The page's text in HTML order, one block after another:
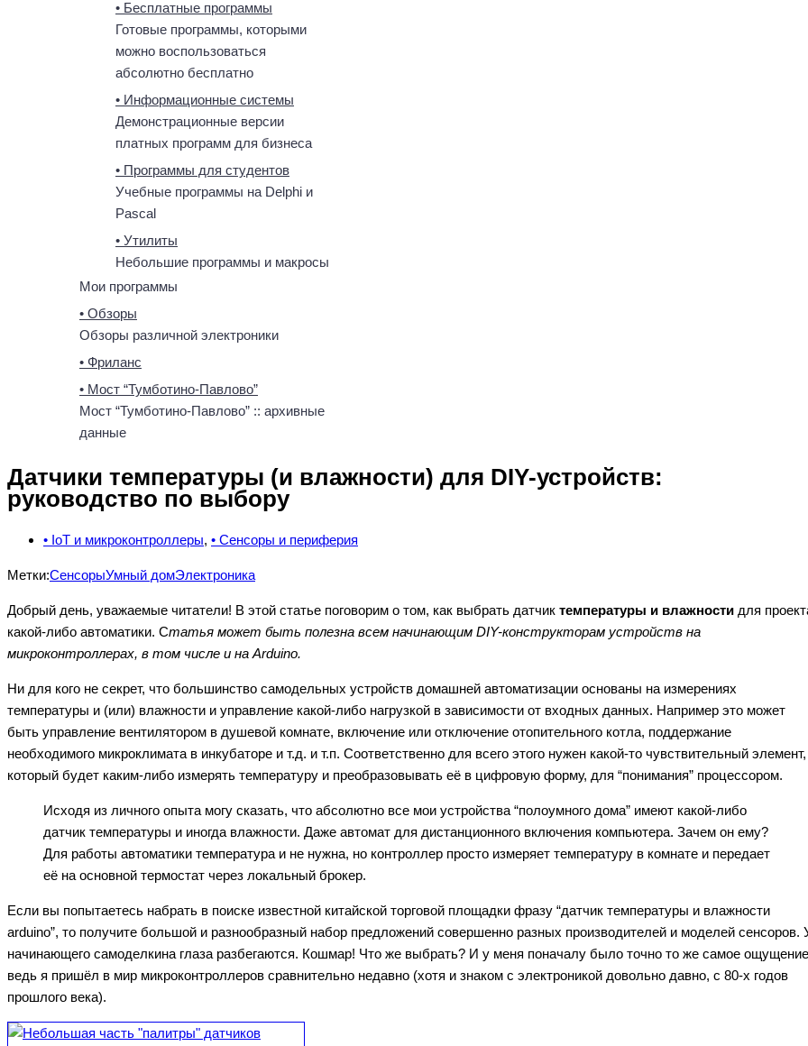
• Бесплатные программы
Готовые программы, которыми
можно воспользоваться
абсолютно бесплатно
• Информационные системы
Демонстрационные версии
платных программ для бизнеса
• Программы для студентов
Учебные программы на Delphi и
Pascal
• Утилиты
Небольшие программы и макросы
Мои программы
• Обзоры
Обзоры различной электроники
• Фриланс
• Мост “Тумботино-Павлово”
Мост “Тумботино-Павлово” :: архивные
данные
Датчики температуры (и влажности) для DIY-устройств:
руководство по выбору
• IoT и микроконтроллеры, • Сенсоры и периферия
Метки:СенсорыУмный домЭлектроника
Добрый день, уважаемые читатели! В этой статье поговорим о том, как выбрать датчик температуры и влажности для
какой-либо автоматики. Статья может быть полезна всем начинающим DIY-конструкторам устройств на
микроконтроллерах, в том числе и на Arduino.
Ни для кого не секрет, что большинство самодельных устройств домашней автоматизации основаны на измерениях
температуры и (или) влажности и управление какой-либо нагрузкой в зависимости от входных данных. Например это может
быть управление вентилятором в душевой комнате, включение или отключение отопительного котла, поддержание
необходимого микроклимата в инкубаторе и т.д. и т.п. Соответственно для всего этого нужен какой-то чувствительный элемент,
который будет каким-либо измерять температуру и преобразовывать её в цифровую форму, для “понимания” процессором.
Исходя из личного опыта могу сказать, что абсолютно все мои устройства “полоумного дома” имеют какой-либо
датчик температуры и иногда влажности. Даже автомат для дистанционного включения компьютера. Зачем он ему?
Для работы автоматики температура и не нужна, но контроллер просто измеряет температуру в комнате и передает
её на основной термостат через локальный брокер.
Если вы попытаетесь набрать в поиске известной китайской торговой площадки фразу “датчик температуры и влажности
arduino”, то получите большой и разнообразный набор предложений совершенно разных производителей и моделей сенсоров.
начинающего самоделкина глаза разбегаются. Кошмар! Что же выбрать? И у меня поначалу было точно то же самое
ведь я пришёл в мир микроконтроллеров сравнительно недавно (хотя и знаком с электроникой довольно давно, с 80-х годов
прошлого века).